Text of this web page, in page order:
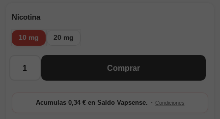
Nicotina
10 mg 20 mg
Comprar
Acumulas 0,34 € en Saldo Vapsense. · Condiciones